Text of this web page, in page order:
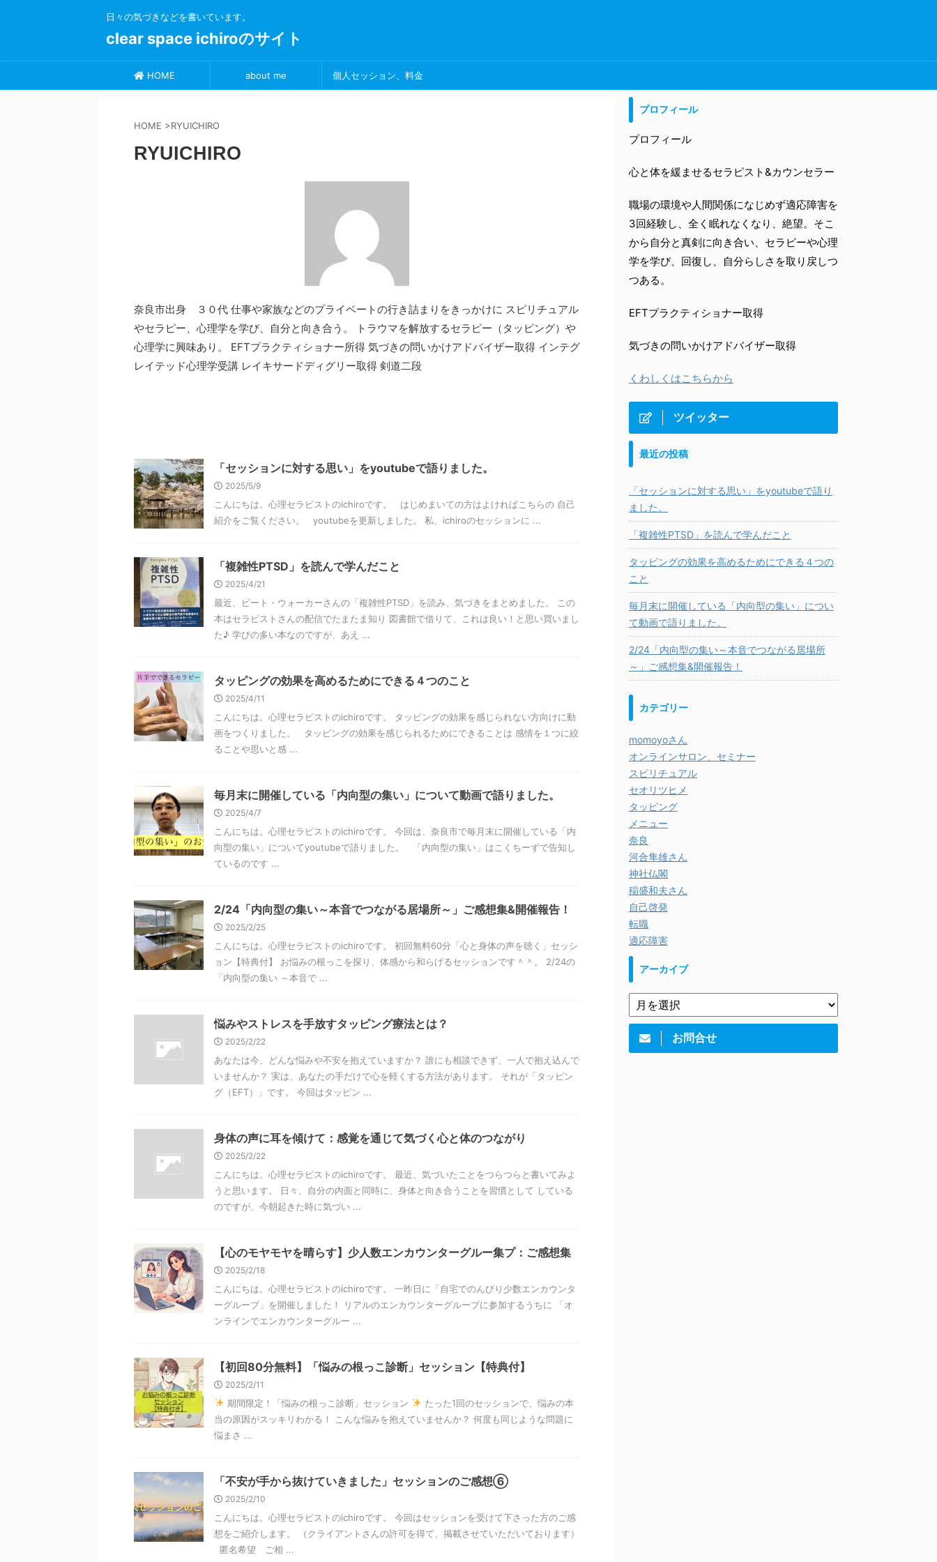
日々の気づきなどを書いています。
clear space ichiroのサイト
HOME about me 個人セッション、料金
HOME >RYUICHIRO
RYUICHIRO
奈良市出身 ３０代 仕事や家族などのプライベートの行き詰まりをきっかけに スピリチュアル
やセラピー、心理学を学び、自分と向き合う。 トラウマを解放するセラピー（タッピング）や
心理学に興味あり。 EFTプラクティショナー所得 気づきの問いかけアドバイザー取得 インテグ
レイテッド心理学受講 レイキサードディグリー取得 剣道二段
「セッションに対する思い」をyoutubeで語りました。
2025/5/9
こんにちは。心理セラピストのichiroです。 はじめまいての方はよければこちらの 自己
紹介をご覧ください。 youtubeを更新しました。 私、ichiroのセッションに ...
「複雑性PTSD」を読んで学んだこと
2025/4/21
最近、ピート・ウォーカーさんの「複雑性PTSD」を読み、気づきをまとめました。 この
本はセラピストさんの配信でたまたま知り 図書館で借りて、これは良い！と思い買いまし
た♪ 学びの多い本なのですが、あえ ...
タッピングの効果を高めるためにできる４つのこと
2025/4/11
こんにちは。心理セラピストのichiroです。 タッピングの効果を感じられない方向けに動
画をつくりました。 タッピングの効果を感じられるためにできることは 感情を１つに絞
ることや思いと感 ...
毎月末に開催している「内向型の集い」について動画で語りました。
2025/4/7
こんにちは。心理セラピストのichiroです。 今回は、奈良市で毎月末に開催している「内
向型の集い」についてyoutubeで語りました。 「内向型の集い」はこくちーずで告知し
ているのです ...
2/24「内向型の集い～本音でつながる居場所～」ご感想集&開催報告！
2025/2/25
こんにちは。心理セラピストのichiroです。 初回無料60分「心と身体の声を聴く」セッシ
ョン【特典付】 お悩みの根っこを探り、体感から和らげるセッションです＾＾。 2/24の
「内向型の集い ～本音で ...
悩みやストレスを手放すタッピング療法とは？
2025/2/22
あなたは今、どんな悩みや不安を抱えていますか？ 誰にも相談できず、一人で抱え込んで
いませんか？ 実は、あなたの手だけで心を軽くする方法があります。 それが「タッピン
グ（EFT）」です。 今回はタッピン ...
身体の声に耳を傾けて：感覚を通じて気づく心と体のつながり
2025/2/22
こんにちは。心理セラピストのichiroです。 最近、気づいたことをつらつらと書いてみよ
うと思います。 日々、自分の内面と同時に、身体と向き合うことを習慣として している
のですが、今朝起きた時に気づい ...
【心のモヤモヤを晴らす】少人数エンカウンターグルー集プ：ご感想集
2025/2/18
こんにちは。心理セラピストのichiroです。 一昨日に「自宅でのんびり少数エンカウンタ
ーグループ」を開催しました！ リアルのエンカウンターグループに参加するうちに 「オ
ンラインでエンカウンターグルー ...
【初回80分無料】「悩みの根っこ診断」セッション【特典付】
2025/2/11
期間限定！「悩みの根っこ診断」セッション
たった1回のセッションで、悩みの本
当の原因がスッキリわかる！ こんな悩みを抱えていませんか？ 何度も同じような問題に
悩まさ ...
「不安が手から抜けていきました」セッションのご感想⑥
2025/2/10
こんにちは。心理セラピストのichiroです。 今回はセッションを受けて下さった方のご感
想をご紹介します。 （クライアントさんの許可を得て、掲載させていただいております）
匿名希望 ご相 ...
プロフィール
プロフィール
心と体を緩ませるセラピスト&カウンセラー
職場の環境や人間関係になじめず適応障害を
3回経験し、全く眠れなくなり、絶望。そこ
から自分と真剣に向き合い、セラピーや心理
学を学び、回復し、自分らしさを取り戻しつ
つある。
EFTプラクティショナー取得
気づきの問いかけアドバイザー取得
くわしくはこちらから
ツイッター
最近の投稿
「セッションに対する思い」をyoutubeで語り
ました。
「複雑性PTSD」を読んで学んだこと
タッピングの効果を高めるためにできる４つの
こと
毎月末に開催している「内向型の集い」につい
て動画で語りました。
2/24「内向型の集い～本音でつながる居場所
～」ご感想集&開催報告！
カテゴリー
momoyoさん
オンラインサロン、セミナー
スピリチュアル
セオリツヒメ
タッピング
メニュー
奈良
河合隼雄さん
神社仏閣
稲盛和夫さん
自己啓発
転職
適応障害
アーカイブ
お問合せ